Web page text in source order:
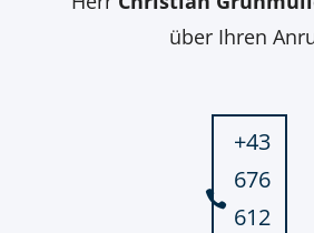
über Ihren
+43
676
612